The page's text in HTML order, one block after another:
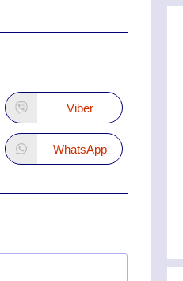
Viber
WhatsApp